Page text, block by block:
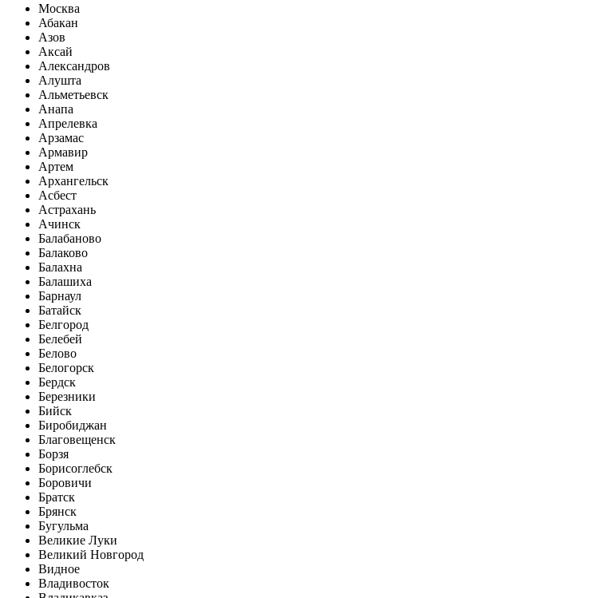
Москва
Абакан
Азов
Аксай
Александров
Алушта
Альметьевск
Анапа
Апрелевка
Арзамас
Армавир
Артем
Архангельск
Асбест
Астрахань
Ачинск
Балабаново
Балаково
Балахна
Балашиха
Барнаул
Батайск
Белгород
Белебей
Белово
Белогорск
Бердск
Березники
Бийск
Биробиджан
Благовещенск
Борзя
Борисоглебск
Боровичи
Братск
Брянск
Бугульма
Великие Луки
Великий Новгород
Видное
Владивосток